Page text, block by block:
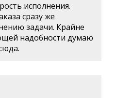
исполнения.
сразу же
задачи. Крайне
надобности думаю